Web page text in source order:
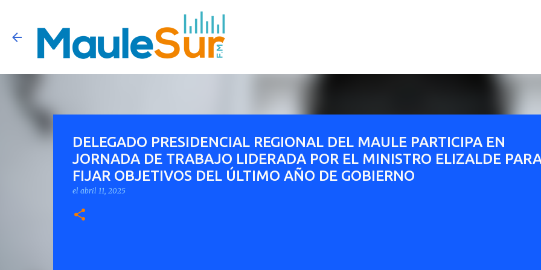
DELEGADO PRESIDENCIAL REGIONAL DEL MAULE PARTICIPA EN
JORNADA DE TRABAJO LIDERADA POR EL MINISTRO ELIZALDE
FIJAR OBJETIVOS DEL ÚLTIMO AÑO DE GOBIERNO
el abril 11, 2025